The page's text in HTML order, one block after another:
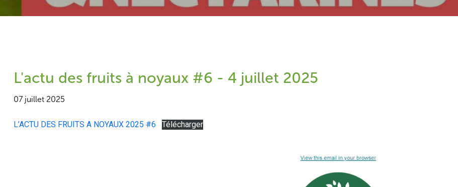
L'actu des fruits à noyaux #6 - 4 juillet 2025
07 juillet 2025
L’ACTU DES FRUITS A NOYAUX 2025 #6 Télécharger